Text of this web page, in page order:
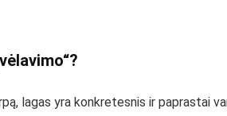
lagas yra konkretesnis ir paprastai